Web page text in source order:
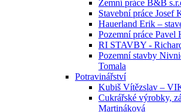
Zemní práce B&B
Stavební práce Josef
Hauerland Erik –
Pozemní práce Pavel
RI STAVBY -
Pozemní stavby
Tomala
Potravinářství
Kubiš Vítězslav –
Cukrářské výrobky,
Martináková